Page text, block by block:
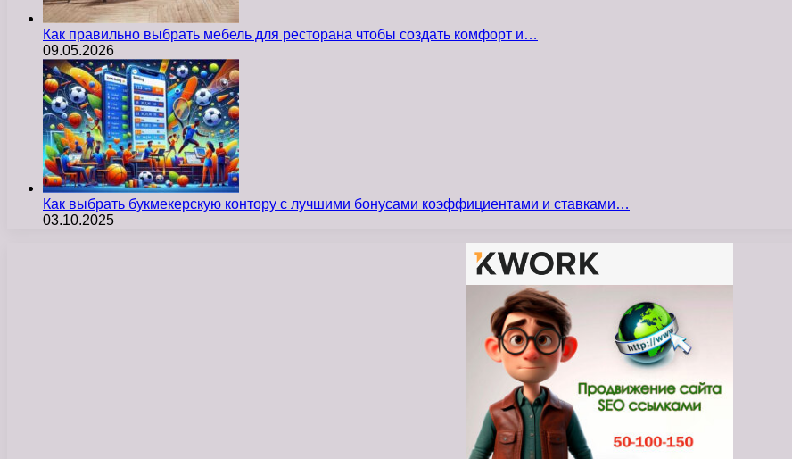
Как правильно выбрать мебель для ресторана чтобы создать комфорт и…
09.05.2026
Как выбрать букмекерскую контору с лучшими бонусами коэффициентами и ставками…
03.10.2025